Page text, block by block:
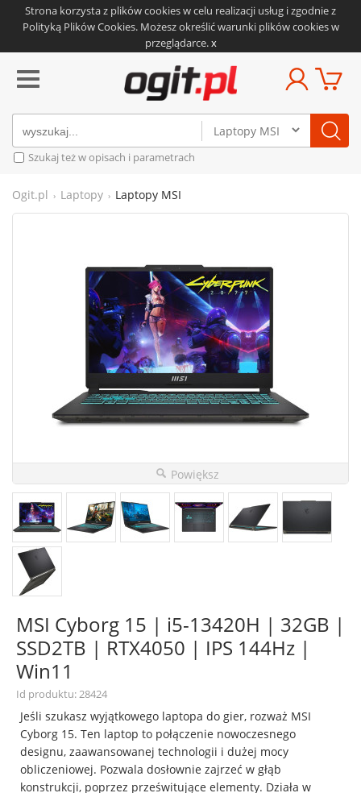
Strona korzysta z plików cookies w celu realizacji usług i zgodnie z
Polityką Plików Cookies.Możesz określić warunki plików cookies w
przeglądarce.x
Szukaj też w opisach i parametrach
Ogit.pl › Laptopy › Laptopy MSI
Powiększ
MSI Cyborg 15 | i5-13420H | 32GB |
SSD2TB | RTX4050 | IPS 144Hz |
Win11
Id produktu: 28424
Jeśli szukasz wyjątkowego laptopa do gier, rozważ MSI
Cyborg 15. Ten laptop to połączenie nowoczesnego
designu, zaawansowanej technologii i dużej mocy
obliczeniowej. Pozwala dosłownie zajrzeć w głąb
konstrukcji, poprzez prześwitujące elementy. Działa w